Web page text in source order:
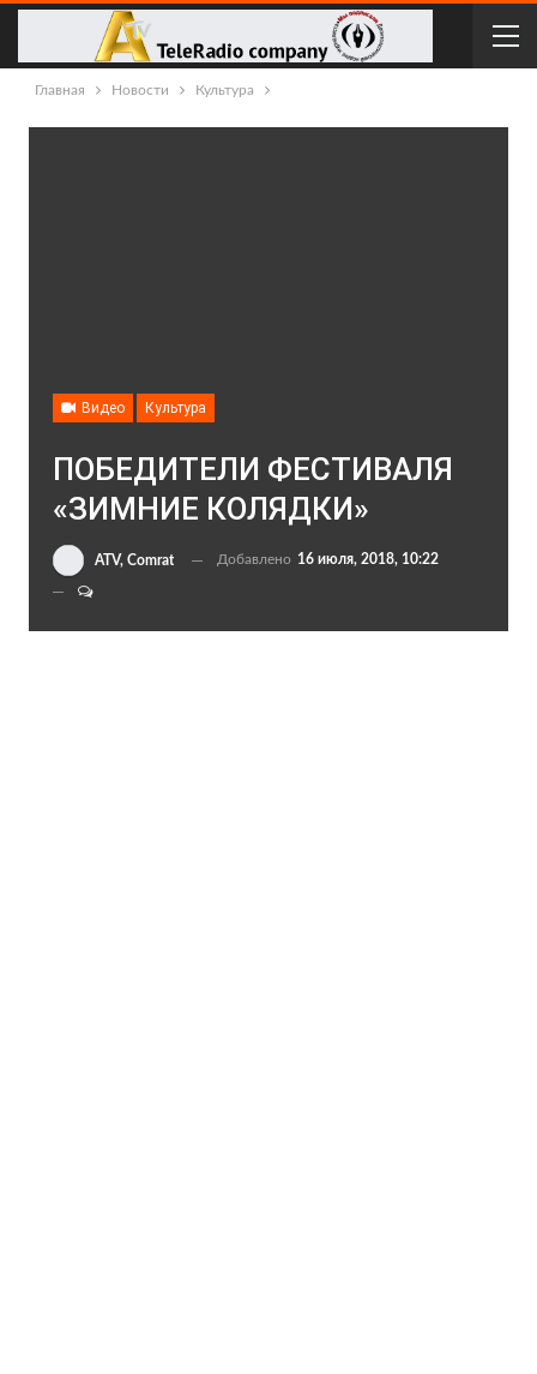
Главная Новости Культура
Видео Культура
ПОБЕДИТЕЛИ ФЕСТИВАЛЯ
«ЗИМНИЕ КОЛЯДКИ»
ATV, Comrat Добавлено 16 июля, 2018, 10:22